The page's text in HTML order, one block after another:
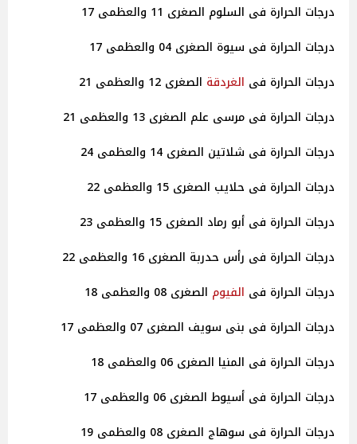
درجات الحرارة فى السلوم الصغرى 11 والعظمى 17
درجات الحرارة فى سيوة الصغرى 04 والعظمى 17
درجات الحرارة فى الغردقة الصغرى 12 والعظمى 21
درجات الحرارة فى مرسى علم الصغرى 13 والعظمى 21
درجات الحرارة فى شلاتين الصغرى 14 والعظمى 24
درجات الحرارة فى حلايب الصغرى 15 والعظمى 22
درجات الحرارة فى أبو رماد الصغرى 15 والعظمى 23
درجات الحرارة فى رأس حدربة الصغرى 16 والعظمى 22
درجات الحرارة فى الفيوم الصغرى 08 والعظمى 18
درجات الحرارة فى بنى سويف الصغرى 07 والعظمى 17
درجات الحرارة فى المنيا الصغرى 06 والعظمى 18
درجات الحرارة فى أسيوط الصغرى 06 والعظمى 17
درجات الحرارة فى سوهاج الصغرى 08 والعظمى 19